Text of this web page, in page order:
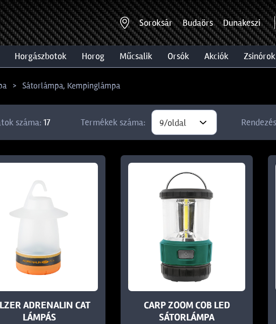
Soroksár Budaörs Dunakeszi
horgászbotok horog műcsalik orsók akciók zsinórok
Sátorlámpa, Kempinglámpa
száma:17 Termékek száma: 9/oldal
ADRENALIN CAT
LÁMPÁS
CARP ZOOM COB LED
SÁTORLÁMPA